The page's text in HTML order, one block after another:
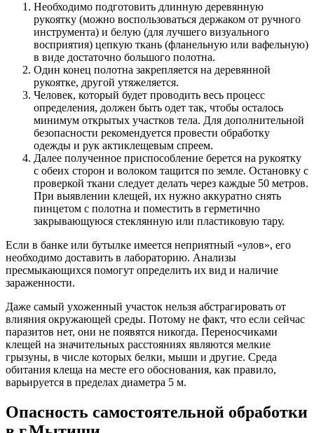
Необходимо подготовить длинную деревянную
рукоятку (можно воспользоваться держаком от ручного
инструмента) и белую (для лучшего визуального
восприятия) цепкую ткань (фланельную или вафельную)
в виде достаточно большого полотна.
Один конец полотна закрепляется на деревянной
рукоятке, другой утяжеляется.
Человек, который будет проводить весь процесс
определения, должен быть одет так, чтобы осталось
минимум открытых участков тела. Для дополнительной
безопасности рекомендуется провести обработку
одежды и рук актиклещевым спреем.
Далее полученное приспособление берется на рукоятку
с обеих сторон и волоком тащится по земле. Остановку с
проверкой ткани следует делать через каждые 50 метров.
При выявлении клещей, их нужно аккуратно снять
пинцетом с полотна и поместить в герметично
закрывающуюся стеклянную или пластиковую тару.
Если в банке или бутылке имеется неприятный «улов», его
необходимо доставить в лабораторию. Анализы
пресмыкающихся помогут определить их вид и наличие
зараженности.
Даже самый ухоженный участок нельзя абстрагировать от
влияния окружающей среды. Потому не факт, что если сейчас
паразитов нет, они не появятся никогда. Переносчиками
клещей на значительных расстояниях являются мелкие
грызуны, в числе которых белки, мыши и другие. Среда
обитания клеща на месте его обоснования, как правило,
варьируется в пределах диаметра 5 м.
Опасность самостоятельной обработки